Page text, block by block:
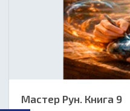
Мастер Рун. Книга 9